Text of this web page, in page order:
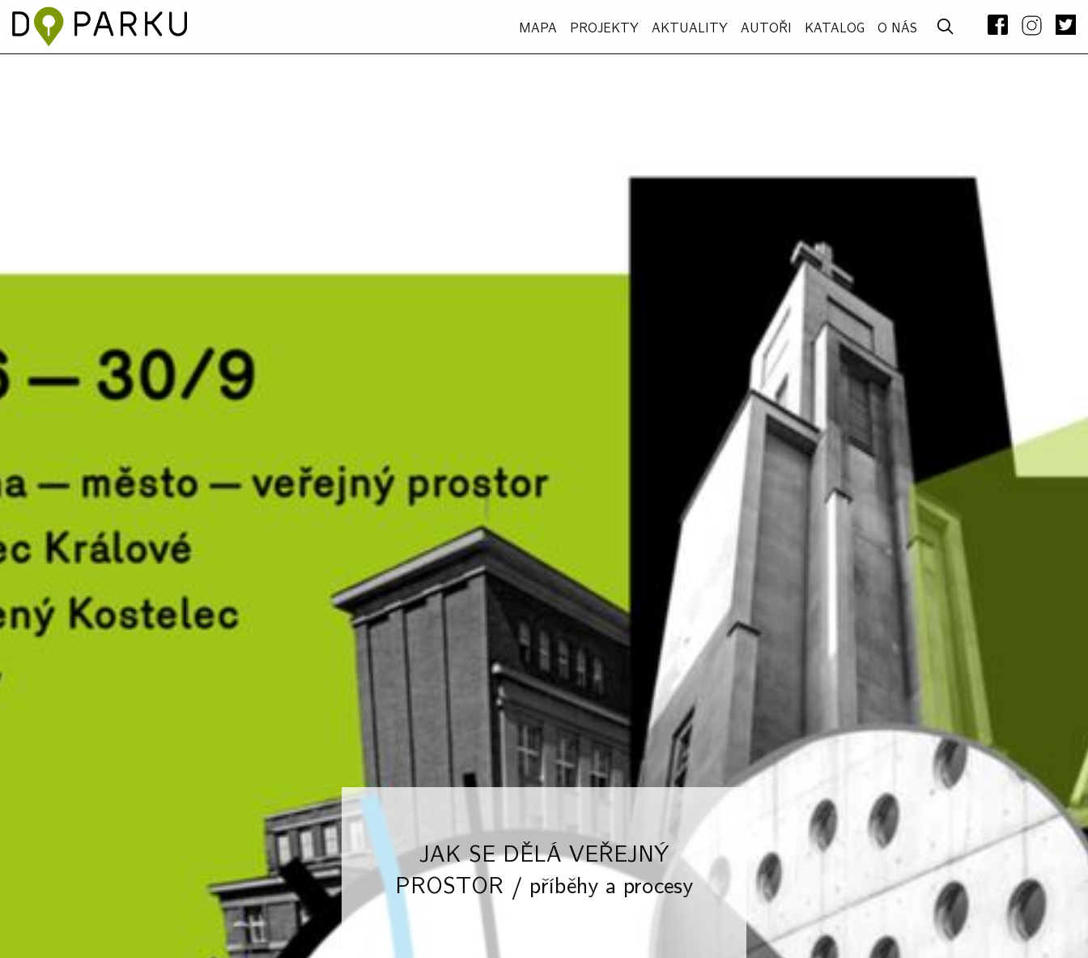
MAPA PROJEKTY AKTUALITY AUTOŘI KATALOG O NÁS
JAK SE DĚLÁ VEŘEJNÝ
PROSTOR / příběhy a procesy